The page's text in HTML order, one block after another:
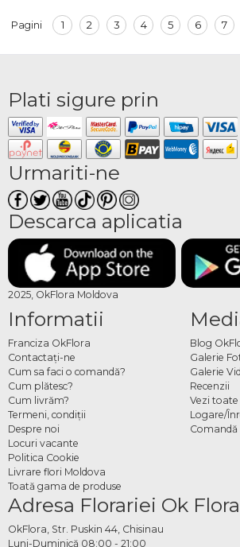
Pagini 1 2 3 4 5 6 7
Plati sigure prin
Urmariti-ne
Descarca aplicatia
2025, OkFlora Moldova
Informatii
Franciza OkFlora
Contactaţi-ne
Cum sa faci o comandă?
Cum plătesc?
Cum livrăm?
Termeni, condiţii
Despre noi
Locuri vacante
Politica Cookie
Livrare flori Moldova
Toată gama de produse
Blog
Galerie
Galerie
Recenzii
Vezi
Logare/
Adresa Florariei Ok Flora
OkFlora, Str. Puskin 44, Chisinau
Luni-Duminică 08:00 - 21:00